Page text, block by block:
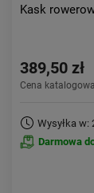
Kask
389,50 zł
Cena
Wysyłka w:
Darmowa